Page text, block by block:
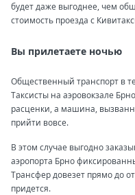
будет даже выгоднее, чем
стоимость проезда с
Вы прилетаете ночью
Общественный транспорт в
Таксисты на аэровокзале
расценки, а машина,
прийти вовсе.
В этом случае выгодно
аэропорта Брно
Трансфер довезет прямо до
придется.